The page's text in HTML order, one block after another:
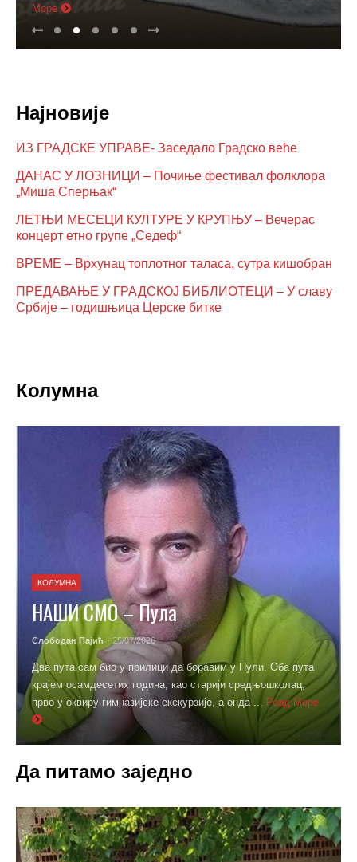
Море
Најновије
ИЗ ГРАДСКЕ УПРАВЕ- Заседало Градско веће
ДАНАС У ЛОЗНИЦИ – Почиње фестивал фолклора
„Миша Сперњак“
ЛЕТЊИ МЕСЕЦИ КУЛТУРЕ У КРУПЊУ – Вечерас
концерт етно групе „Седеф“
ВРЕМЕ – Врхунац топлотног таласа, сутра кишобран
ПРЕДАВАЊЕ У ГРАДСКОЈ БИБЛИОТЕЦИ – У славу
Србије – годишњица Церске битке
Колумна
КОЛУМНА
НАШИ СМО – Пула
Слободан Пајић - 25/07/2026
Два пута сам био у прилици да боравим у Пули. Оба пута
крајем осамдесетих година, као старији средњошколац,
прво у оквиру гимназијске екскурзије, а онда ...
Реад Море
Да питамо заједно